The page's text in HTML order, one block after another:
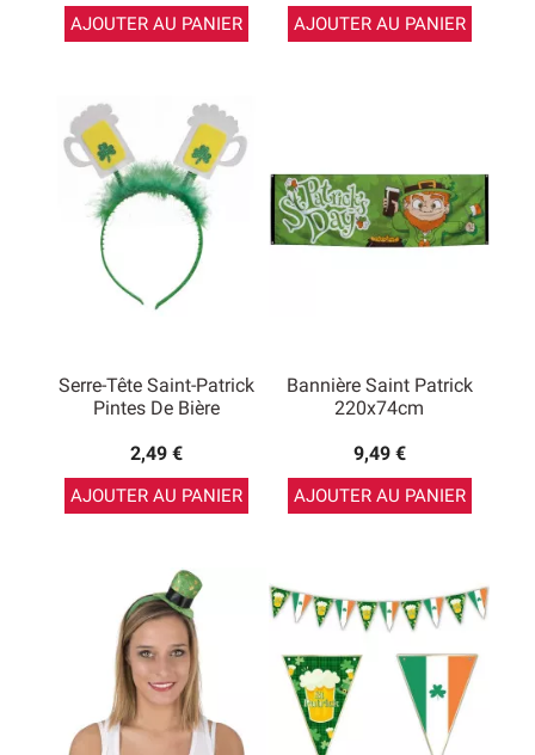
AJOUTER AU PANIER AJOUTER AU PANIER
Serre-Tête Saint-Patrick
Pintes De Bière
2,49 €
AJOUTER AU PANIER
Bannière Saint Patrick
220x74cm
9,49 €
AJOUTER AU PANIER